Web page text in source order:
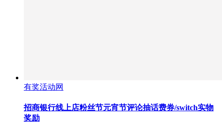
有奖活动网
招商银行线上店粉丝节元宵节评论抽话费券/switch实物
奖励